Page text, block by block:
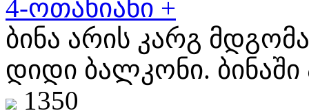
4-ოთახიანი +
ბინა არის კარგ
დიდი ბალკონი. ბინაში
1350